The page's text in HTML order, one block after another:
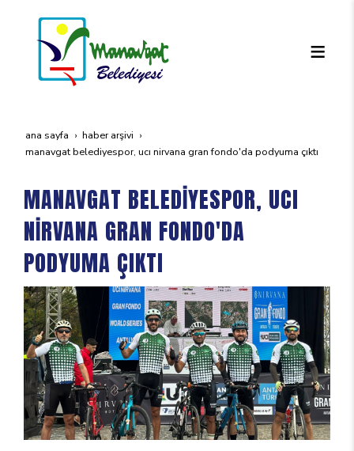
ana sayfa
haber arşivi
manavgat beledi̇yespor, uci ni̇rvana gran fondo'da podyuma çikti
MANAVGAT BELEDİYESPOR, UCI
NİRVANA GRAN FONDO'DA
PODYUMA ÇIKTI